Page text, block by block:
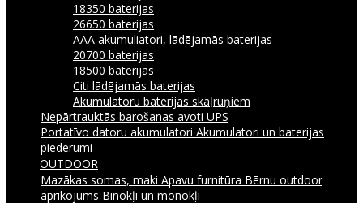
18350 baterijas
26650 baterijas
AAA akumuliatori, lādējamās baterijas
20700 baterijas
18500 baterijas
Citi lādējamās baterijas
Akumulatoru baterijas skaļruņiem
Nepārtrauktās barošanas avoti UPS
Portatīvo datoru akumulatori Akumulatori un baterijas
piederumi
OUTDOOR
Mazākas somas, maki Apavu furnitūra Bērnu outdoor
aprīkojums Binokļi un monokļi